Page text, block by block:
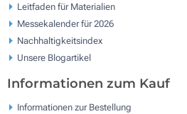
Leitfaden für Materialien
Messekalender für 2026
Nachhaltigkeitsindex
Unsere Blogartikel
Informationen zum Kauf
Informationen zur Bestellung